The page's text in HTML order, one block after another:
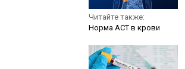
Читайте также:
Норма АСТ в крови